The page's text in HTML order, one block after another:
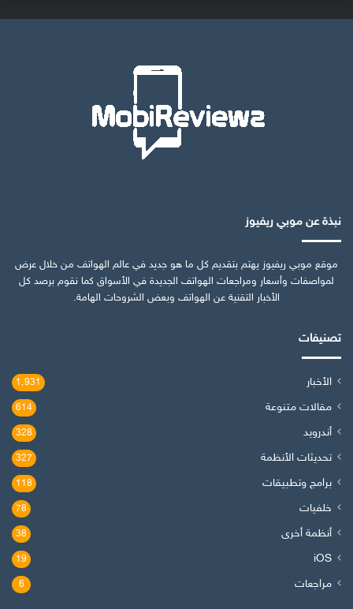
نبذة عن موبي ريفيوز
موقع موبي ريفيوز يهتم بتقديم كل ما هو جديد في عالم الهواتف من خلال عرض
لمواصفات وأسعار ومراجعات الهواتف الجديدة في الأسواق كما نقوم برصد كل
الأخبار التقنية عن الهواتف وبعض الشروحات الهامة.
تصنيفات
الأخبار 1٬931
مقالات متنوعة 614
أندرويد 328
تحديثات الأنظمة 327
برامج وتطبيقات 118
خلفيات 78
أنظمة أخرى 38
iOS
19
مراجعات 6